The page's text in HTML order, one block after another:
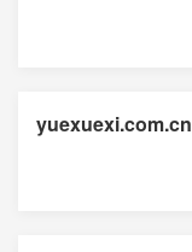
yuexuexi.com.cn